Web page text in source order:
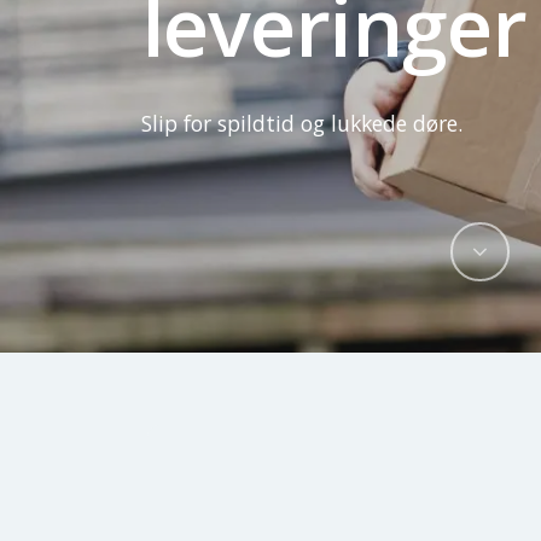
leveringer
Slip for spildtid og lukkede døre.
to